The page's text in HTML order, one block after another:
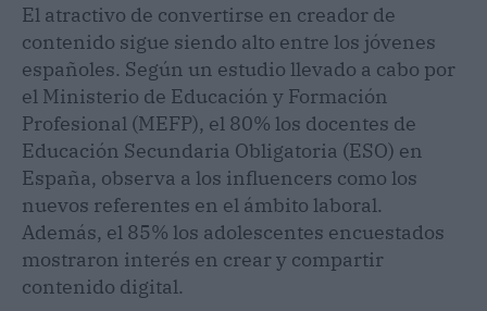
El atractivo de convertirse en creador de
contenido sigue siendo alto entre los jóvenes
españoles. Según un estudio llevado a cabo por
el Ministerio de Educación y Formación
Profesional (MEFP), el 80% los docentes de
Educación Secundaria Obligatoria (ESO) en
España, observa a los influencers como los
nuevos referentes en el ámbito laboral.
Además, el 85% los adolescentes encuestados
mostraron interés en crear y compartir
contenido digital.